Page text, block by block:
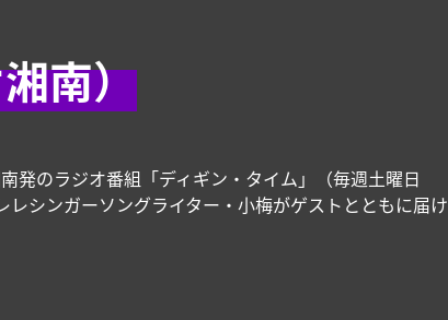
南）
発のラジオ番組「ディギン・タイム」（毎週土曜日
シンガーソングライター・小梅がゲストとともに届け